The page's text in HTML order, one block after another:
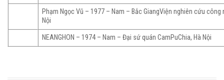
Phạm Ngọc Vũ – 1977 – Nam – Bắc GiangViện nghiên cứu
Nội
NEANGHON – 1974 – Nam – Đại sứ quán CamPuChia, Hà Nội